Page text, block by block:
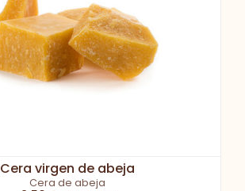
Cera virgen de abeja
Cera de abeja